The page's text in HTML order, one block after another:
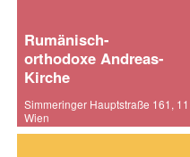
Rumänisch-
orthodoxe Andreas-
Kirche
Simmeringer Hauptstraße 161,
Wien